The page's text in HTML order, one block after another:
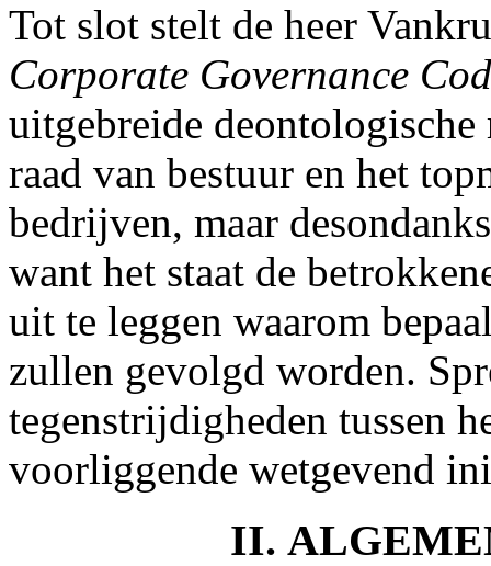
Tot slot stelt de heer
Corporate Governance
uitgebreide
raad van bestuur en het
bedrijven, maar
want het staat de
uit te leggen waarom
zullen gevolgd worden.
tegenstrijdigheden tussen
voorliggende wetgevend
II.